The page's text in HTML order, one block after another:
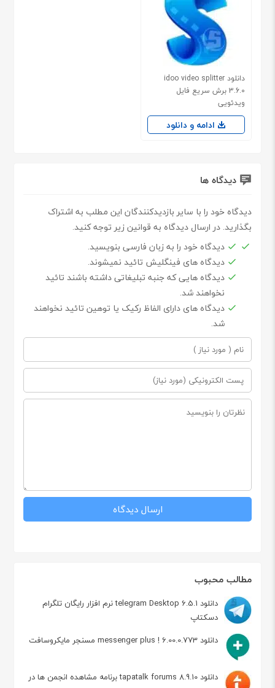
مطالب محبوب
دانلود telegram Desktop 6.5.1 نرم افزار رایگان تلگرام
دسکتاپ
دانلود messenger plus ! 6.00.0.773 مسنجر مایکروسافت
دانلود tapatalk forums 8.9.10 برنامه مشاهده انجمن ها در
دانلود idoo video splitter
3.6.0 برش سریع فایل
ویدئویی
ادامه و دانلود
دیدگاه ها
دیدگاه خود را با سایر بازدیدکنندگان این مطلب به اشتراک
بگذارید. در ارسال دیدگاه به قوانین زیر توجه کنید.
دیدگاه خود را به زبان فارسی بنویسید.
دیدگاه های فینگلیش تائید نمیشوند.
دیدگاه هایی که جنبه تبلیغاتی داشته باشند تائید
نخواهند شد.
دیدگاه های دارای الفاظ رکیک یا توهین تائید نخواهند
شد.